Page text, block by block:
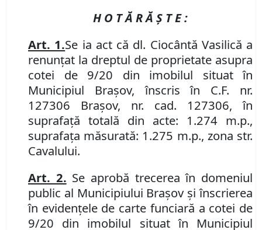
H O T Ă R Ă Ş T E :
Art. 1.Se ia act că dl. Ciocântă Vasilică a
renunţat la dreptul de proprietate asupra
cotei de 9/20 din imobilul situat în
Municipiul Braşov, înscris în C.F. nr.
127306 Braşov, nr. cad. 127306, în
suprafaţă totală din acte: 1.274 m.p.,
suprafaţa măsurată: 1.275 m.p., zona str.
Cavalului.
Art. 2. Se aprobă trecerea în domeniul
public al Municipiului Braşov şi înscrierea
în evidenţele de carte funciară a cotei de
9/20 din imobilul situat în Municipiul